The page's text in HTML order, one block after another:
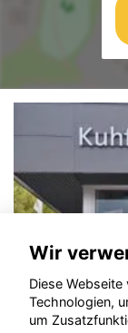
Wir
Diese
Technologien,
um